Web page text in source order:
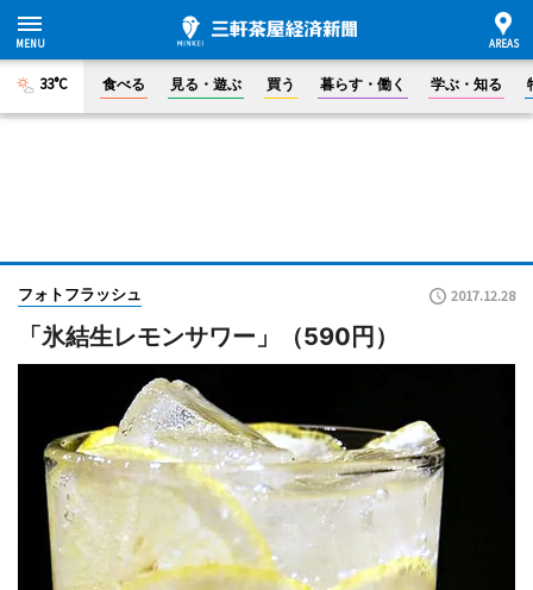
33°C 食べる 見る・遊ぶ 買う 暮らす・働く 学ぶ・知る
フォトフラッシュ 2017.12.28
「氷結生レモンサワー」（590円）